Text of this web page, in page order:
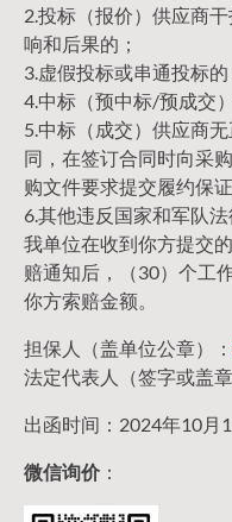
2.投标（报价）供应商
响和后果的；
3.虚假投标或串通投标的
4.中标（预中标/预成交
5.中标（成交）供应商
同，在签订合同时向采
购文件要求提交履约保证
6.其他违反国家和军队法
我单位在收到你方提交
赔通知后，（30）个工
你方索赔金额。
担保人（盖单位公章）：
法定代表人（签字或盖
出函时间：2024年10月
微信询价：